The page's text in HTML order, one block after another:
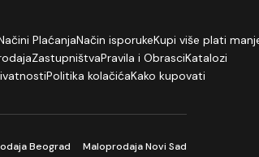
PlaćanjaNačin isporukeKupi više plati
ZastupništvaPravila i ObrasciKatalozi
Politika kolačićaKako kupovati
Beograd
Maloprodaja Novi Sad